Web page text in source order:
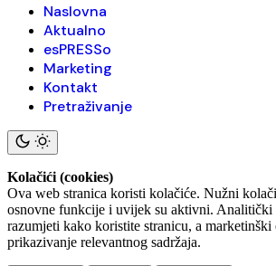
Naslovna
Aktualno
esPRESSo
Marketing
Kontakt
Pretraživanje
Kolačići (cookies)
Ova web stranica koristi kolačiće. Nužni
osnovne funkcije i uvijek su aktivni. Analitički
razumjeti kako koristite stranicu, a marketinški
prikazivanje relevantnog sadržaja.